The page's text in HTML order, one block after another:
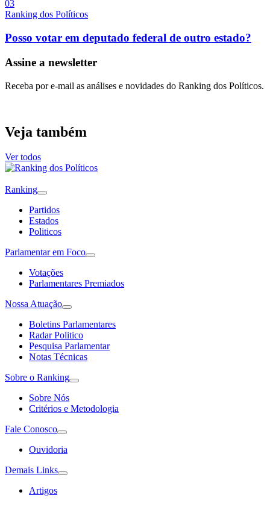
03
Ranking dos Políticos
Posso votar em deputado federal de outro estado?
Assine a newsletter
Receba por e-mail as análises e novidades do Ranking dos Políticos.
Veja também
Ver todos
Ranking
Partidos
Estados
Politicos
Parlamentar em Foco
Votações
Parlamentares Premiados
Nossa Atuação
Boletins Parlamentares
Radar Politico
Pesquisa Parlamentar
Notas Técnicas
Sobre o Ranking
Sobre Nós
Critérios e Metodologia
Fale Conosco
Ouvidoria
Demais Links
Artigos